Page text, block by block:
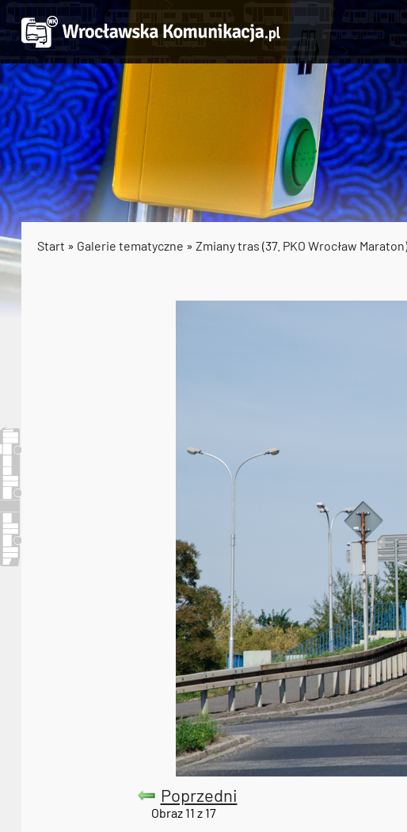
Start » Galerie tematyczne » Zmiany tras (37. PKO Wrocław Maraton)
Poprzedni
Obraz 11 z 17